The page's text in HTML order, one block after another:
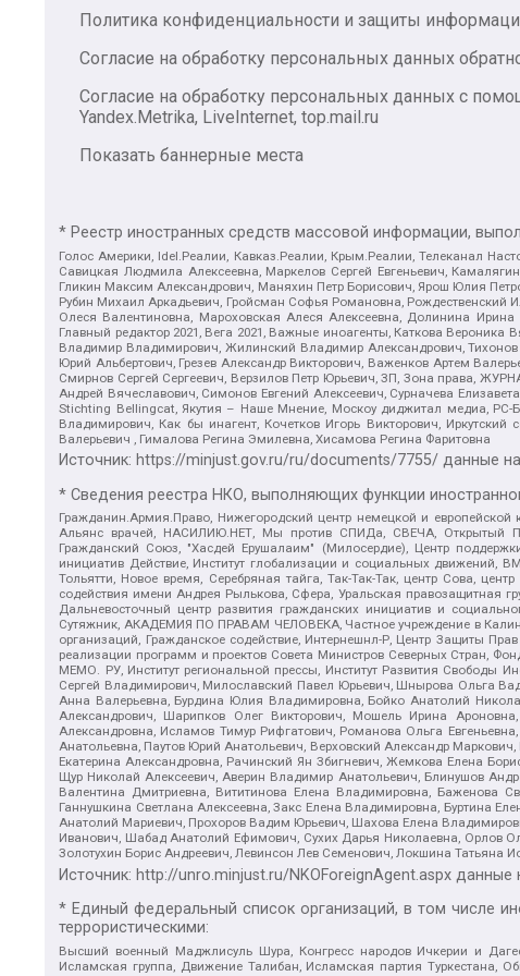
Политика конфиденциальности и защиты
Согласие на обработку персональных данных
Согласие на обработку персональных данных с
Yandex.Metrika, LiveInternet, top.mail.ru
Показать баннерные места
* Реестр иностранных средств массовой информации,
Голос Америки, Idel.Реалии, Кавказ.Реалии, Крым.Реалии, Телеканал
Савицкая Людмила Алексеевна, Маркелов Сергей Евгеньевич,
Гликин Максим Александрович, Маняхин Петр Борисович, Ярош Юлия
Рубин Михаил Аркадьевич, Гройсман Софья Романовна, Рождественский
Олеся Валентиновна, Мароховская Алеся Алексеевна, Долинина
Главный редактор 2021, Вега 2021, Важные иноагенты, Каткова
Владимир Владимирович, Жилинский Владимир Александрович, Тихонов
Юрий Альбертович, Грезев Александр Викторович, Важенков Артем
Смирнов Сергей Сергеевич, Верзилов Петр Юрьевич, ЗП, Зона права,
Андрей Вячеславович, Симонов Евгений Алексеевич, Сурначева
Stichting Bellingcat, Якутия – Наше Мнение, Москоу диджитал медиа, РС-
Владимирович, Как бы инагент, Кочетков Игорь Викторович,
Валерьевич , Гималова Регина Эмилевна, Хисамова Регина Фаритовна
Источник: https://minjust.gov.ru/ru/documents/7755/ данные
* Сведения реестра НКО, выполняющих функции
Гражданин.Армия.Право, Нижегородский центр немецкой и
Альянс врачей, НАСИЛИЮ.НЕТ, Мы против СПИДа, СВЕЧА, Открытый
Гражданский Союз, "Хасдей Ерушалаим" (Милосердие), Центр
инициатив Действие, Институт глобализации и социальных
Тольятти, Новое время, Серебряная тайга, Так-Так-Так, центр Сова,
содействия имени Андрея Рылькова, Сфера, Уральская правозащитная
Дальневосточный центр развития гражданских инициатив и
Сутяжник, АКАДЕМИЯ ПО ПРАВАМ ЧЕЛОВЕКА, Частное учреждение в
организаций, Гражданское содействие, Интернешнл-Р, Центр Защиты
реализации программ и проектов Совета Министров Северных Стран,
МЕМО. РУ, Институт региональной прессы, Институт Развития Свободы
Сергей Владимирович, Милославский Павел Юрьевич, Шнырова Ольга
Анна Валерьевна, Бурдина Юлия Владимировна, Бойко Анатолий
Александрович, Шарипков Олег Викторович, Мошель Ирина
Александровна, Исламов Тимур Рифгатович, Романова Ольга
Анатольевна, Паутов Юрий Анатольевич, Верховский Александр
Екатерина Александровна, Рачинский Ян Збигневич, Жемкова Елена
Щур Николай Алексеевич, Аверин Владимир Анатольевич, Блинушов
Валентина Дмитриевна, Вититинова Елена Владимировна, Баженова
Ганнушкина Светлана Алексеевна, Закс Елена Владимировна, Буртина
Анатолий Мариевич, Прохоров Вадим Юрьевич, Шахова Елена
Иванович, Шабад Анатолий Ефимович, Сухих Дарья Николаевна, Орлов
Золотухин Борис Андреевич, Левинсон Лев Семенович, Локшина Татьяна
Источник: http://unro.minjust.ru/NKOForeignAgent.aspx данные
* Единый федеральный список организаций, в том числе
террористическими:
Высший военный Маджлисуль Шура, Конгресс народов Ичкерии и
Исламская группа, Движение Талибан, Исламская партия